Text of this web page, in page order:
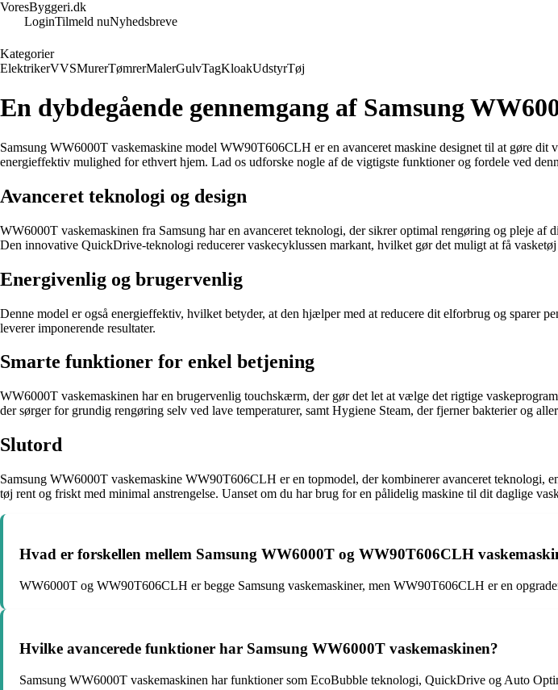
VoresByggeri.dk
LoginTilmeld nuNyhedsbreve
Kategorier
ElektrikerVVSMurerTømrerMalerGulvTagKloakUdstyrTøj
En dybdegående gennemgang af Samsung
Samsung WW6000T vaskemaskine model WW90T606CLH er en avanceret maskine designet til at gøre
energieffektiv mulighed for ethvert hjem. Lad os udforske nogle af de vigtigste funktioner og fordele ved
Avanceret teknologi og design
WW6000T vaskemaskinen fra Samsung har en avanceret teknologi, der sikrer optimal rengøring og pleje
Den innovative QuickDrive-teknologi reducerer vaskecyklussen markant, hvilket gør det muligt at få
Energivenlig og brugervenlig
Denne model er også energieffektiv, hvilket betyder, at den hjælper med at reducere dit elforbrug og sparer
leverer imponerende resultater.
Smarte funktioner for enkel betjening
WW6000T vaskemaskinen har en brugervenlig touchskærm, der gør det let at vælge det rigtige
der sørger for grundig rengøring selv ved lave temperaturer, samt Hygiene Steam, der fjerner bakterier og
Slutord
Samsung WW6000T vaskemaskine WW90T606CLH er en topmodel, der kombinerer avanceret
tøj rent og friskt med minimal anstrengelse. Uanset om du har brug for en pålidelig maskine til dit daglige
Hvad er forskellen mellem Samsung WW6000T og WW90T606CLH
WW6000T og WW90T606CLH er begge Samsung vaskemaskiner, men WW90T606CLH er en
Hvilke avancerede funktioner har Samsung WW6000T vaskemaskinen?
Samsung WW6000T vaskemaskinen har funktioner som EcoBubble teknologi, QuickDrive og Auto